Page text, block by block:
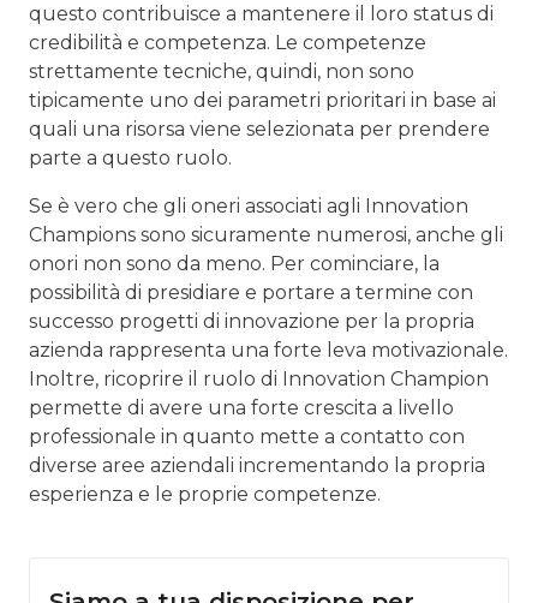
questo contribuisce a mantenere il loro status di
credibilità e competenza. Le competenze
strettamente tecniche, quindi, non sono
tipicamente uno dei parametri prioritari in base ai
quali una risorsa viene selezionata per prendere
parte a questo ruolo.
Se è vero che gli oneri associati agli Innovation
Champions sono sicuramente numerosi, anche gli
onori non sono da meno. Per cominciare, la
possibilità di presidiare e portare a termine con
successo progetti di innovazione per la propria
azienda rappresenta una forte leva motivazionale.
Inoltre, ricoprire il ruolo di Innovation Champion
permette di avere una forte crescita a livello
professionale in quanto mette a contatto con
diverse aree aziendali incrementando la propria
esperienza e le proprie competenze.